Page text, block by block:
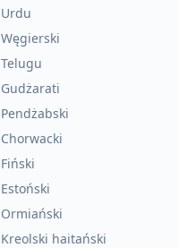
Urdu
Węgierski
Telugu
Gudżarati
Pendżabski
Chorwacki
Fiński
Estoński
Ormiański
Kreolski haitański